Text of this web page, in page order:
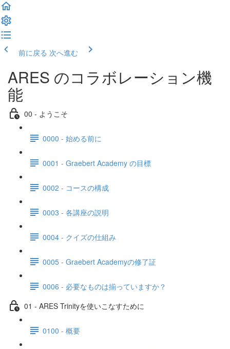
前に戻る 次へ進む
ARES のコラボレーション機
能
00 - ようこそ
0000 - 始める前に
0001 - Graebert Academy の目標
0002 - コースの構成
0003 - 各講座の説明
0004 - クイズの仕組み
0005 - Graebert Academyの修了証
0006 - 必要なものは揃っていますか？
01 - ARES Trinityを使いこなすために
0100 - 概要